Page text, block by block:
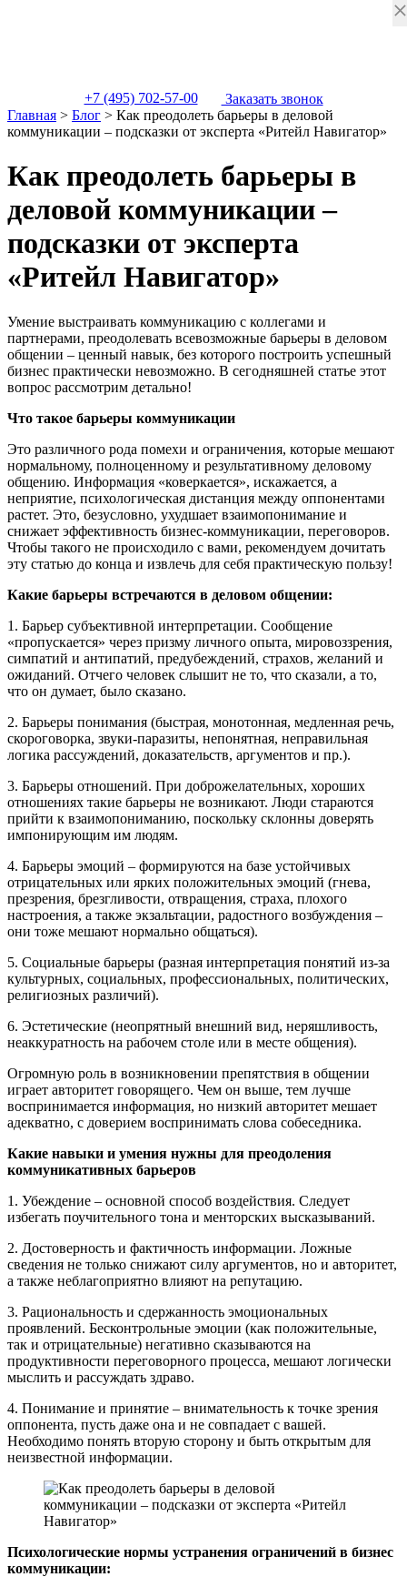
+7 (495) 702-57-00
Заказать звонок
Главная > Блог > Как преодолеть барьеры в деловой
коммуникации – подсказки от эксперта «Ритейл Навигатор»
Как преодолеть барьеры в
деловой коммуникации –
подсказки от эксперта
«Ритейл Навигатор»
Умение выстраивать коммуникацию с коллегами и
партнерами, преодолевать всевозможные барьеры в деловом
общении – ценный навык, без которого построить успешный
бизнес практически невозможно. В сегодняшней статье этот
вопрос рассмотрим детально!
Что такое барьеры коммуникации
Это различного рода помехи и ограничения, которые мешают
нормальному, полноценному и результативному деловому
общению. Информация «коверкается», искажается, а
неприятие, психологическая дистанция между оппонентами
растет. Это, безусловно, ухудшает взаимопонимание и
снижает эффективность бизнес-коммуникации, переговоров.
Чтобы такого не происходило с вами, рекомендуем дочитать
эту статью до конца и извлечь для себя практическую пользу!
Какие барьеры встречаются в деловом общении:
1. Барьер субъективной интерпретации. Сообщение
«пропускается» через призму личного опыта, мировоззрения,
симпатий и антипатий, предубеждений, страхов, желаний и
ожиданий. Отчего человек слышит не то, что сказали, а то,
что он думает, было сказано.
2. Барьеры понимания (быстрая, монотонная, медленная речь,
скороговорка, звуки-паразиты, непонятная, неправильная
логика рассуждений, доказательств, аргументов и пр.).
3. Барьеры отношений. При доброжелательных, хороших
отношениях такие барьеры не возникают. Люди стараются
прийти к взаимопониманию, поскольку склонны доверять
импонирующим им людям.
4. Барьеры эмоций – формируются на базе устойчивых
отрицательных или ярких положительных эмоций (гнева,
презрения, брезгливости, отвращения, страха, плохого
настроения, а также экзальтации, радостного возбуждения –
они тоже мешают нормально общаться).
5. Социальные барьеры (разная интерпретация понятий из-за
культурных, социальных, профессиональных, политических,
религиозных различий).
6. Эстетические (неопрятный внешний вид, неряшливость,
неаккуратность на рабочем столе или в месте общения).
Огромную роль в возникновении препятствия в общении
играет авторитет говорящего. Чем он выше, тем лучше
воспринимается информация, но низкий авторитет мешает
адекватно, с доверием воспринимать слова собеседника.
Какие навыки и умения нужны для преодоления
коммуникативных барьеров
1. Убеждение – основной способ воздействия. Следует
избегать поучительного тона и менторских высказываний.
2. Достоверность и фактичность информации. Ложные
сведения не только снижают силу аргументов, но и авторитет,
а также неблагоприятно влияют на репутацию.
3. Рациональность и сдержанность эмоциональных
проявлений. Бесконтрольные эмоции (как положительные,
так и отрицательные) негативно сказываются на
продуктивности переговорного процесса, мешают логически
мыслить и рассуждать здраво.
4. Понимание и принятие – внимательность к точке зрения
оппонента, пусть даже она и не совпадает с вашей.
Необходимо понять вторую сторону и быть открытым для
неизвестной информации.
Психологические нормы устранения ограничений в бизнес
коммуникации:
×
×
×